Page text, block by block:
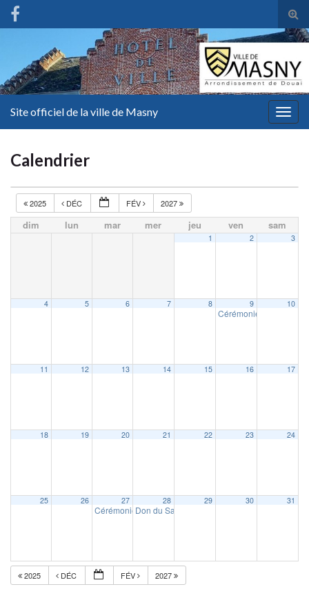
Site officiel de la ville de Masny
Calendrier
2025 DÉC FÉV 2027
dim lun mar mer jeu ven sam
1 2 3
4 5 6 7 8 9
Cérémonie des voeux
10
11 12 13 14 15 16 17
18 19 20 21 22 23 24
25 26 27
Cérémonie d’accueil des nouveaux arrivants
28
Don du Sang
29 30 31
2025 DÉC FÉV 2027